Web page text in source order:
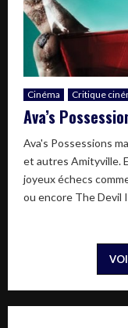
Cinéma Critique
Ava’s
Ava's Possessions
et autres Amityville.
joyeux échecs
ou encore The Devil